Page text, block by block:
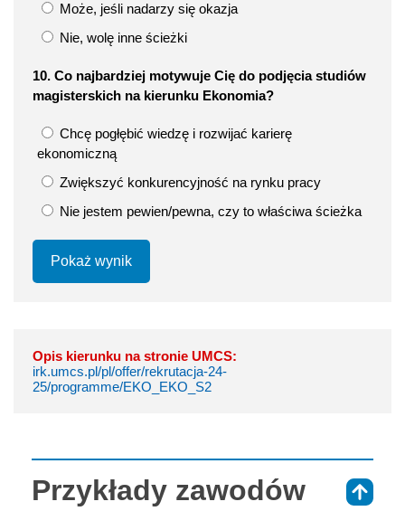
Może, jeśli nadarzy się okazja
Nie, wolę inne ścieżki
10. Co najbardziej motywuje Cię do podjęcia studiów
magisterskich na kierunku Ekonomia?
Chcę pogłębić wiedzę i rozwijać karierę
ekonomiczną
Zwiększyć konkurencyjność na rynku pracy
Nie jestem pewien/pewna, czy to właściwa ścieżka
Pokaż wynik
Opis kierunku na stronie UMCS:
irk.umcs.pl/pl/offer/rekrutacja-24-
25/programme/EKO_EKO_S2
Przykłady zawodów